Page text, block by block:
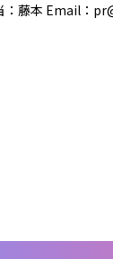
：藤本 Email：